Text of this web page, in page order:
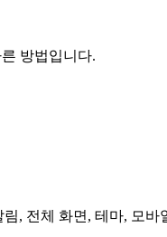
방법입니다.
, 전체 화면, 테마, 모바